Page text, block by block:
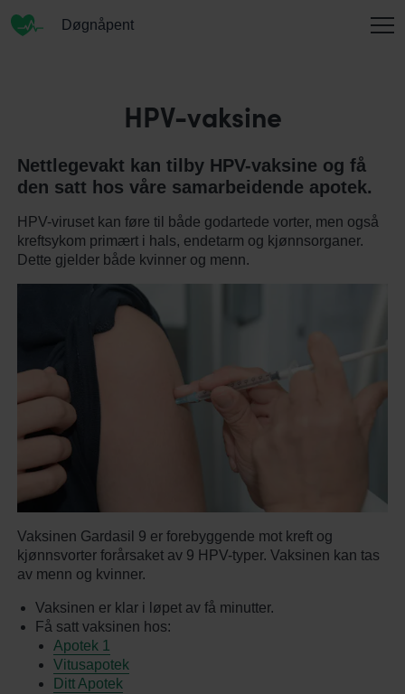
Døgnåpent
OM OSS
KONTAKT
ENGLISH
HPV-vaksine
Nettlegevakt kan tilby HPV-vaksine og få
den satt hos våre samarbeidende apotek.
HPV-viruset kan føre til både godartede vorter, men også
kreftsykom primært i hals, endetarm og kjønnsorganer.
Dette gjelder både kvinner og menn.
Vaksinen Gardasil 9 er forebyggende mot kreft og
kjønnsvorter forårsaket av 9 HPV-typer. Vaksinen kan tas
av menn og kvinner.
Vaksinen er klar i løpet av få minutter.
Få satt vaksinen hos:
Apotek 1
Vitusapotek
Ditt Apotek